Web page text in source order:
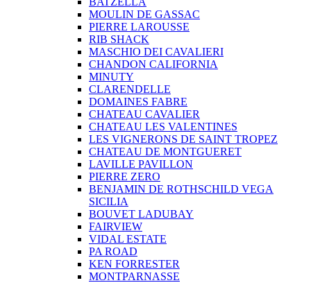
MOULIN DE GASSAC
PIERRE LAROUSSE
RIB SHACK
MASCHIO DEI CAVALIERI
CHANDON CALIFORNIA
MINUTY
CLARENDELLE
DOMAINES FABRE
CHATEAU CAVALIER
CHATEAU LES VALENTINES
LES VIGNERONS DE SAINT TROPEZ
CHATEAU DE MONTGUERET
LAVILLE PAVILLON
PIERRE ZERO
BENJAMIN DE ROTHSCHILD VEGA
SICILIA
BOUVET LADUBAY
FAIRVIEW
VIDAL ESTATE
PA ROAD
KEN FORRESTER
MONTPARNASSE